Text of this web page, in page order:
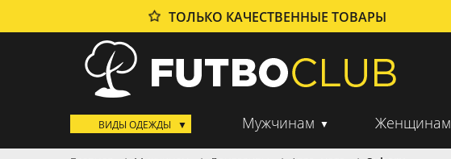
ТОЛЬКО КАЧЕСТВЕННЫЕ ТОВАРЫ
ВИДЫ ОДЕЖДЫ Мужчинам Женщинам